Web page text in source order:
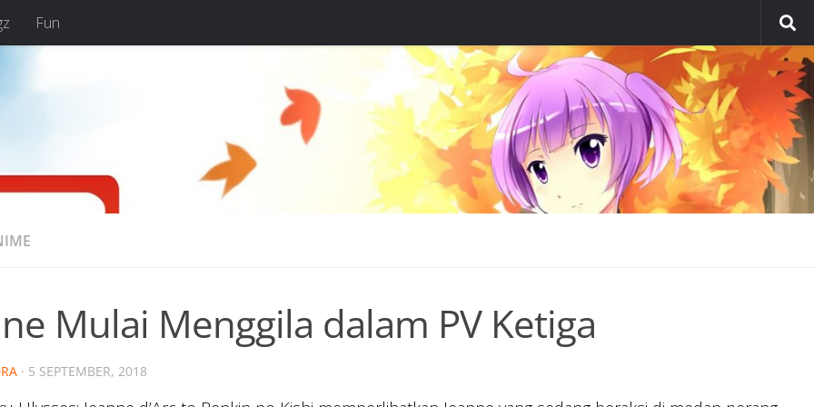
Fun
Mulai Menggila dalam PV Ketiga
· 5 SEPTEMBER, 2018